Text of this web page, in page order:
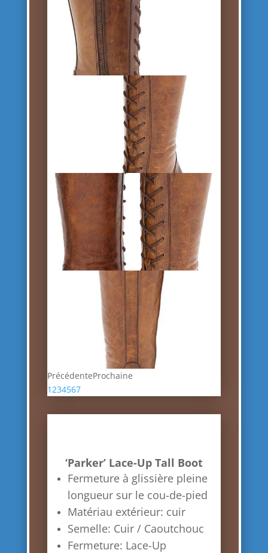
PrécédenteProchaine
1234567
‘Parker’ Lace-Up Tall Boot
Fermeture à glissière pleine
longueur sur le cou-de-pied
Matériau extérieur: cuir
Semelle: Cuir / Caoutchouc
Fermeture: Lace-Up